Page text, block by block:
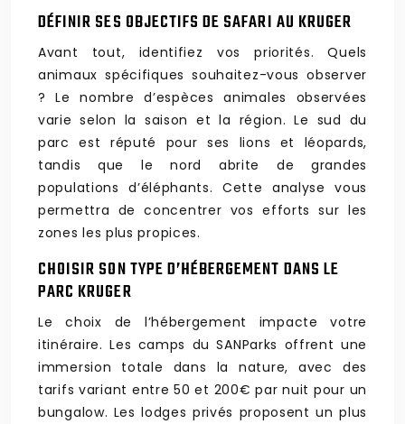
DÉFINIR SES OBJECTIFS DE SAFARI AU KRUGER
Avant tout, identifiez vos priorités. Quels
animaux spécifiques souhaitez-vous observer
? Le nombre d’espèces animales observées
varie selon la saison et la région. Le sud du
parc est réputé pour ses lions et léopards,
tandis que le nord abrite de grandes
populations d’éléphants. Cette analyse vous
permettra de concentrer vos efforts sur les
zones les plus propices.
CHOISIR SON TYPE D’HÉBERGEMENT DANS LE
PARC KRUGER
Le choix de l’hébergement impacte votre
itinéraire. Les camps du SANParks offrent une
immersion totale dans la nature, avec des
tarifs variant entre 50 et 200€ par nuit pour un
bungalow. Les lodges privés proposent un plus